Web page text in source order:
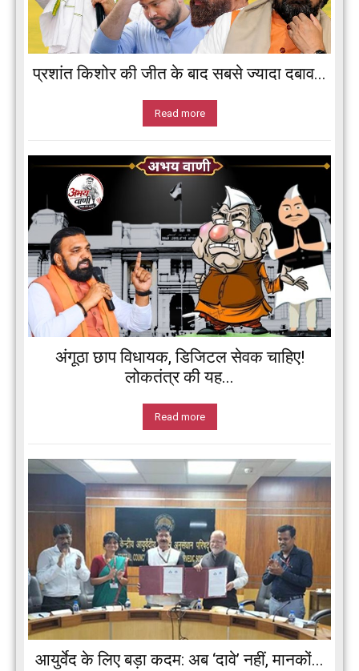
प्रशांत किशोर की जीत के बाद सबसे ज्यादा दबाव...
Read more
अंगूठा छाप विधायक, डिजिटल सेवक चाहिए!
लोकतंत्र की यह...
Read more
आयुर्वेद के लिए बड़ा कदम: अब ‘दावे’ नहीं, मानकों...